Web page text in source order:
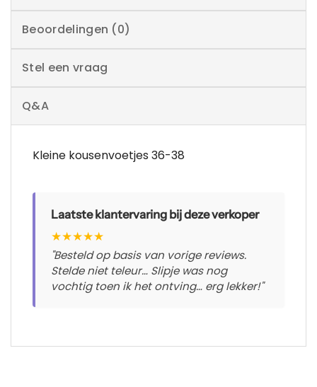
Beoordelingen (0)
Stel een vraag
Q&A
Kleine kousenvoetjes 36-38
Laatste klantervaring bij deze verkoper
★★★★★
"Besteld op basis van vorige reviews.
Stelde niet teleur… Slipje was nog
vochtig toen ik het ontving… erg lekker!"